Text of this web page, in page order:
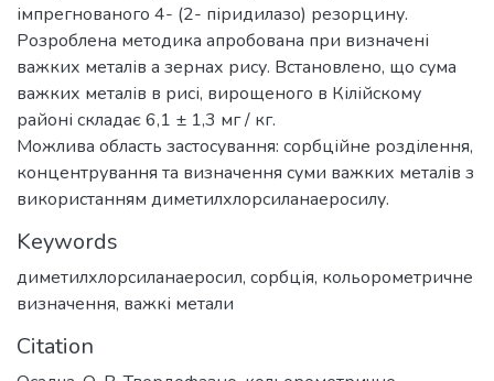
імпрегнованого 4- (2- піридилазо) резорцину.
Розроблена методика апробована при визначені
важких металів а зернах рису. Встановлено, що сума
важких металів в рисі, вирощеного в Кілійскому
районі складає 6,1 ± 1,3 мг / кг.
Можлива область застосування: сорбційне розділення,
концентрування та визначення суми важких металів з
використанням диметилхлорсиланаеросилу.
Keywords
диметилхлорсиланаеросил, сорбція, кольорометричне
визначення, важкі метали
Citation